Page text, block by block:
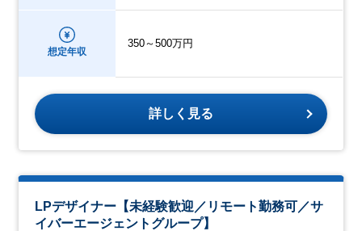
想定年収
350～500万円
詳しく見る
LPデザイナー【未経験歓迎／リモート勤務可／サ
イバーエージェントグループ】